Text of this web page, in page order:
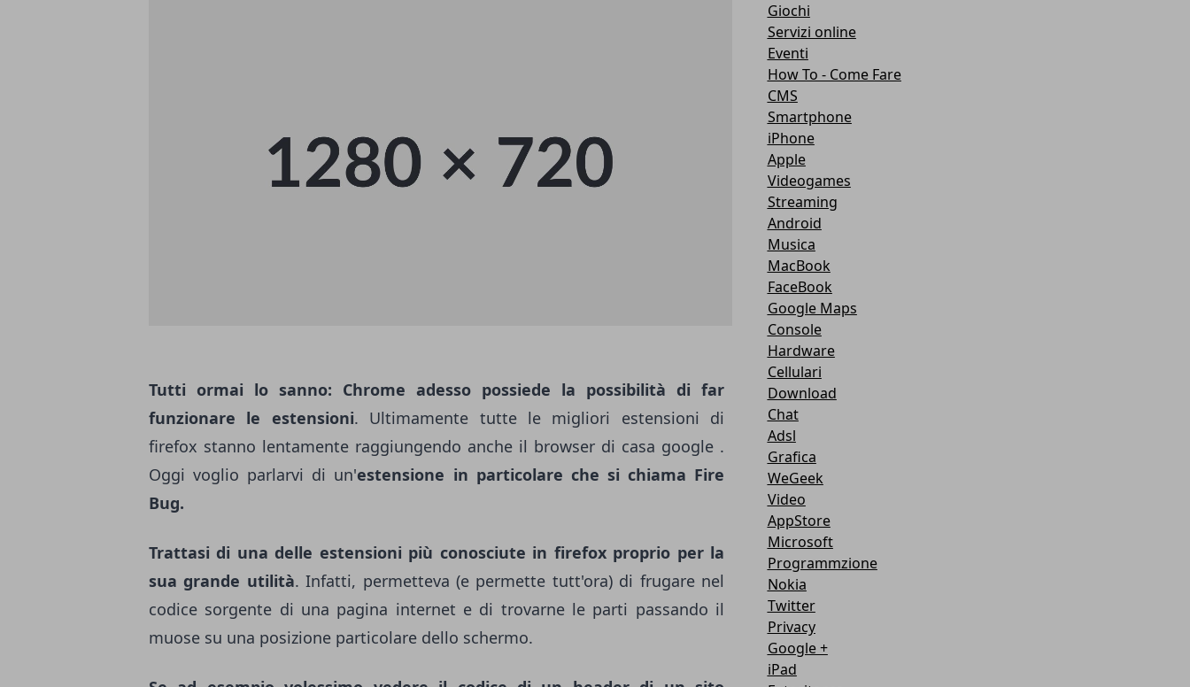
Tutti ormai lo sanno: Chrome adesso possiede la possibilità di far
funzionare le estensioni. Ultimamente tutte le migliori estensioni di
firefox stanno lentamente raggiungendo anche il browser di casa google .
Oggi voglio parlarvi di un'estensione in particolare che si chiama Fire
Bug.
Trattasi di una delle estensioni più conosciute in firefox proprio per la
sua grande utilità. Infatti, permetteva (e permette tutt'ora) di frugare nel
codice sorgente di una pagina internet e di trovarne le parti passando il
muose su una posizione particolare dello schermo.
Giochi
Servizi online
Eventi
How To - Come Fare
CMS
Smartphone
iPhone
Apple
Videogames
Streaming
Android
Musica
MacBook
FaceBook
Google Maps
Console
Hardware
Cellulari
Download
Chat
Adsl
Grafica
WeGeek
Video
AppStore
Microsoft
Programmzione
Nokia
Twitter
Privacy
Google +
iPad